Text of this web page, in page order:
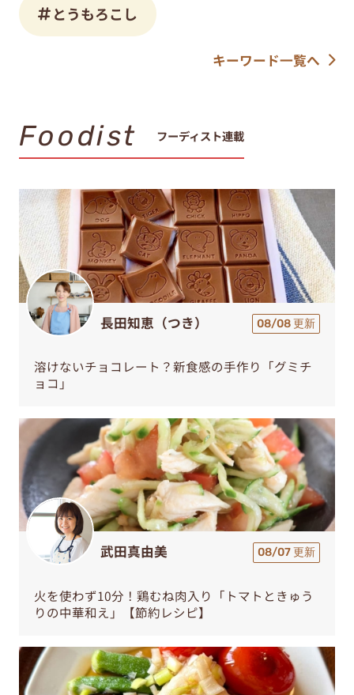
とうもろこし
キーワード一覧へ
Foodist フーディスト連載
長田知恵（つき） 08/08 更新
溶けないチョコレート？新食感の手作り「グミチ
ョコ」
武田真由美 08/07 更新
火を使わず10分！鶏むね肉入り「トマトときゅう
りの中華和え」【節約レシピ】